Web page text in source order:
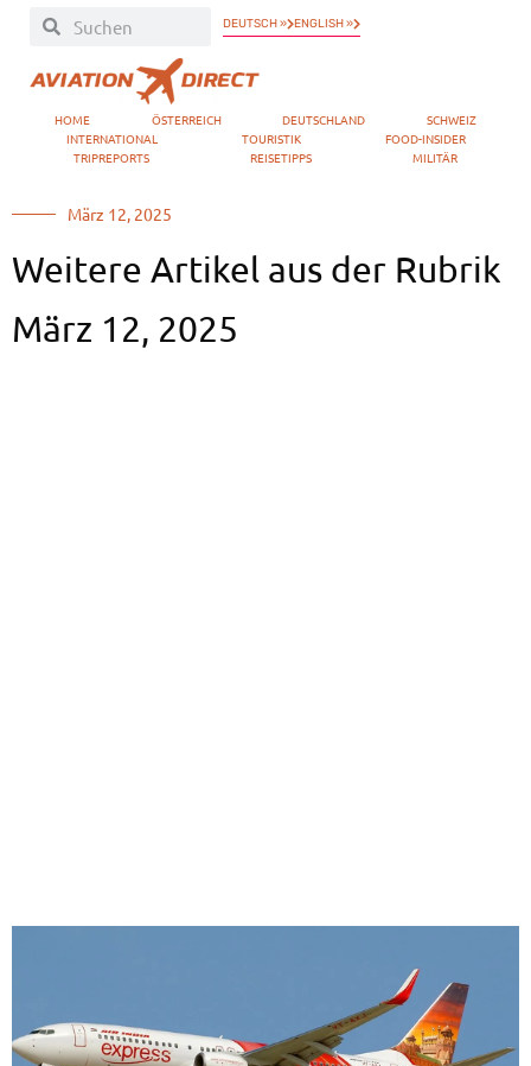
DEUTSCH » ENGLISH »
HOME ÖSTERREICH DEUTSCHLAND
SCHWEIZ
INTERNATIONAL
TOURISTIK
FOOD-INSIDER
TRIPREPORTS
REISETIPPS MILITÄR
März 12, 2025
Weitere Artikel aus der Rubrik
März 12, 2025